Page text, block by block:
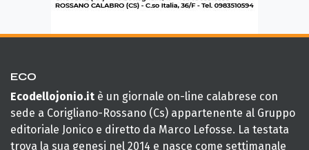
ECO
Ecodellojonio.it è un giornale on-line calabrese con
sede a Corigliano-Rossano (Cs) appartenente al Gruppo
editoriale Jonico e diretto da Marco Lefosse. La testata
trova la sua genesi nel 2014 e nasce come settimanale